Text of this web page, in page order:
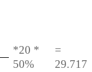
*20 *
50%
=
29.717